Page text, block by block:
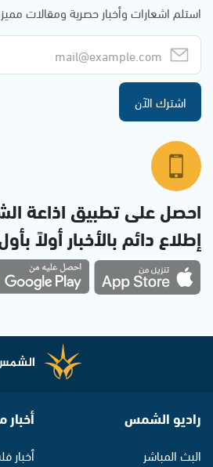
استلم اشعارات وأخبار حصرية ومقالات
اشترك الآن
احصل على تطبيق اذاعة
إطلاع دائم بالأخبار أولاً
راديو الشمس
البث المباشر
أخبار